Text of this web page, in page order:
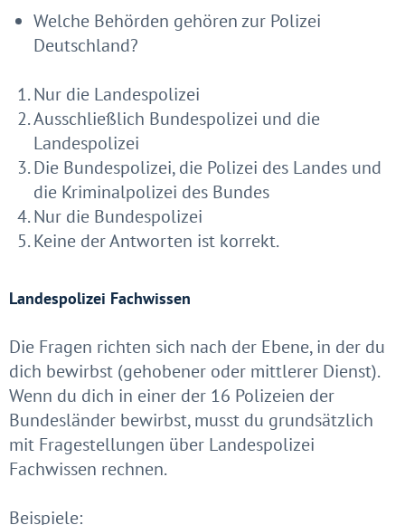
Welche Behörden gehören zur Polizei
Deutschland?
Nur die Landespolizei
Ausschließlich Bundespolizei und die
Landespolizei
Die Bundespolizei, die Polizei des Landes und
die Kriminalpolizei des Bundes
Nur die Bundespolizei
Keine der Antworten ist korrekt.
Landespolizei Fachwissen
Die Fragen richten sich nach der Ebene, in der du
dich bewirbst (gehobener oder mittlerer Dienst).
Wenn du dich in einer der 16 Polizeien der
Bundesländer bewirbst, musst du grundsätzlich
mit Fragestellungen über Landespolizei
Fachwissen rechnen.
Beispiele: